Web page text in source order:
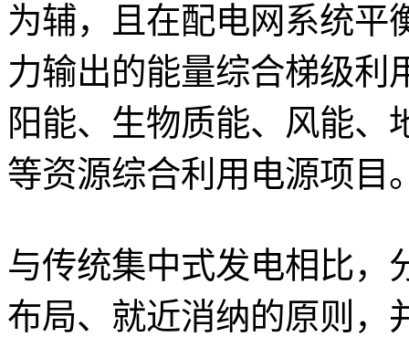
为辅，且在配电网系统平
力输出的能量综合梯级利
阳能、生物质能、风能、
等资源综合利用电源项目
与传统集中式发电相比，
布局、就近消纳的原则，